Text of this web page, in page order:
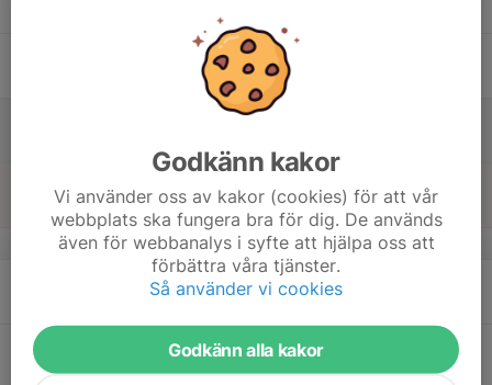
v.4
20
Godkänn kakor
Vi använder oss av kakor (cookies) för att vår
webbplats ska fungera bra för dig. De används
även för webbanalys i syfte att hjälpa oss att
förbättra våra tjänster.
Så använder vi cookies
Godkänn alla kakor